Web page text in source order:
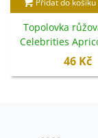
Přidat do košíku
Topolovka
Celebrities
rosea - semena
46 Kč